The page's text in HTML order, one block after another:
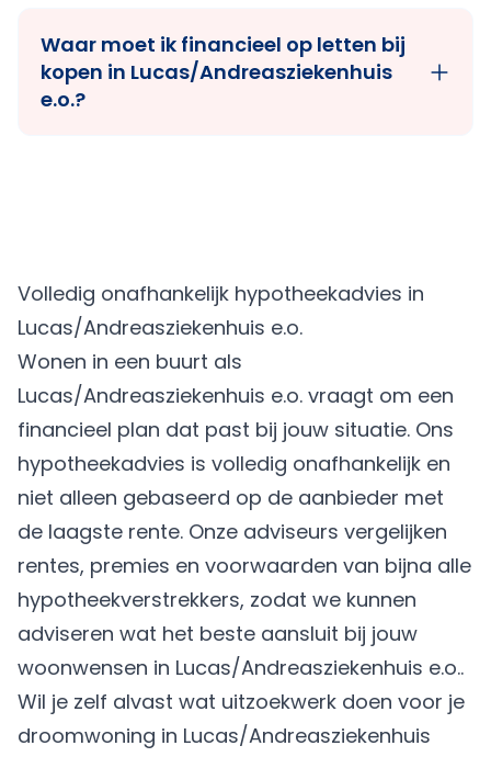
Waar moet ik financieel op letten bij
kopen in Lucas/Andreasziekenhuis
e.o.?
Volledig onafhankelijk hypotheekadvies in
Lucas/Andreasziekenhuis e.o.
Wonen in een buurt als
Lucas/Andreasziekenhuis e.o. vraagt om een
financieel plan dat past bij jouw situatie. Ons
hypotheekadvies is volledig onafhankelijk en
niet alleen gebaseerd op de aanbieder met
de laagste rente. Onze adviseurs vergelijken
rentes, premies en voorwaarden van bijna alle
hypotheekverstrekkers, zodat we kunnen
adviseren wat het beste aansluit bij jouw
woonwensen in Lucas/Andreasziekenhuis e.o..
Wil je zelf alvast wat uitzoekwerk doen voor je
droomwoning in Lucas/Andreasziekenhuis